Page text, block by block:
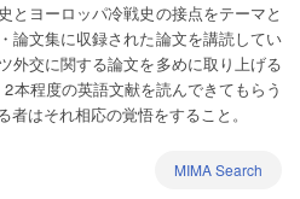
とヨーロッパ冷戦史の接点をテーマと
論文集に収録された論文を講読してい
外交に関する論文を多めに取り上げる
本程度の英語文献を読んできてもらう
はそれ相応の覚悟をすること。
MIMA Search